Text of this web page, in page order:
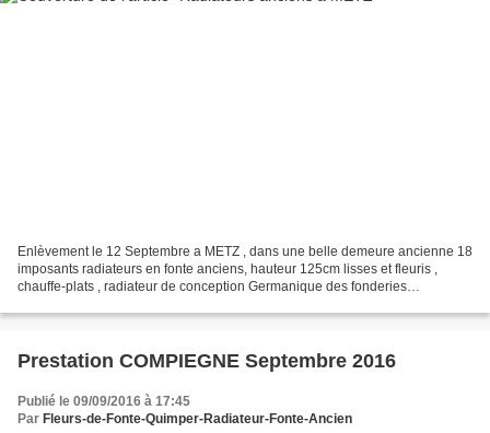
Enlèvement le 12 Septembre a METZ , dans une belle demeure ancienne 18
imposants radiateurs en fonte anciens, hauteur 125cm lisses et fleuris ,
chauffe-plats , radiateur de conception Germanique des fonderies
Prestation COMPIEGNE Septembre 2016
Publié le 09/09/2016 à 17:45
Par Fleurs-de-Fonte-Quimper-Radiateur-Fonte-Ancien